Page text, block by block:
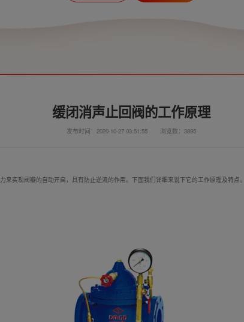
缓闭消声止回阀的工作原理
发布时间：2020-10-27 03:51:55 浏览数：3895
来实现阀瓣的自动开启，具有防止逆流的作用。下面我们详细来说下它的工作原理及特点。